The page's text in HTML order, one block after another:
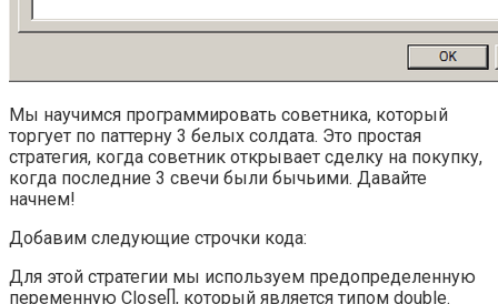
Мы научимся программировать советника, который
торгует по паттерну 3 белых солдата. Это простая
стратегия, когда советник открывает сделку на покупку,
когда последние 3 свечи были бычьими. Давайте
начнем!
Добавим следующие строчки кода:
Для этой стратегии мы используем предопределенную
переменную Close[], который является типом double.